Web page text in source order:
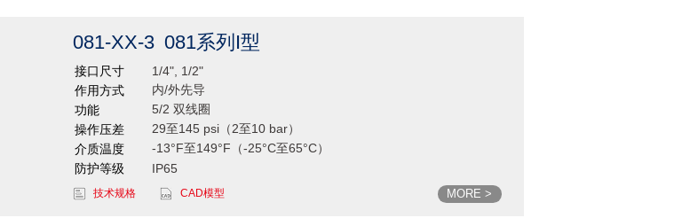
081-XX-3 081系列I型
接口尺寸
1/4", 1/2"
作用方式
内/外先导
功能
5/2 双线圈
操作压差
29至145 psi（2至10 bar）
介质温度
-13°F至149°F（-25°C至65°C）
防护等级
IP65
技术规格 CAD模型 MORE >